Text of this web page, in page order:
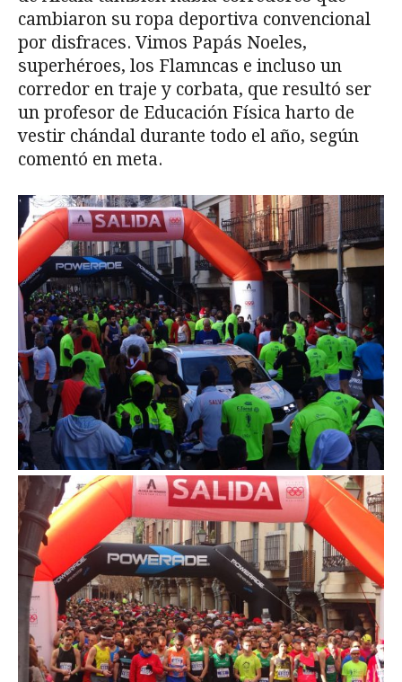
cambiaron su ropa deportiva convencional
por disfraces. Vimos Papás Noeles,
superhéroes, los Flamncas e incluso un
corredor en traje y corbata, que resultó ser
un profesor de Educación Física harto de
vestir chándal durante todo el año, según
comentó en meta.